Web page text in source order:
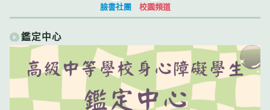
臉書社團 校園頻道
鑑定中心